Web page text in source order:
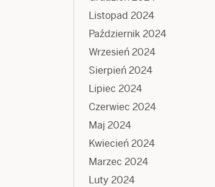
Listopad 2024
Październik 2024
Wrzesień 2024
Sierpień 2024
Lipiec 2024
Czerwiec 2024
Maj 2024
Kwiecień 2024
Marzec 2024
Luty 2024